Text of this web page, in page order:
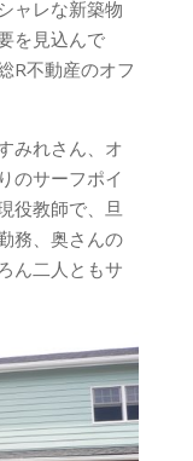
ャレな新築物
を見込んで
R不動産のオフ
みれさん、オ
のサーフポイ
役教師で、旦
務、奥さんの
ん二人ともサ